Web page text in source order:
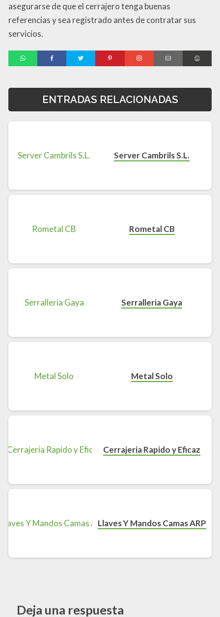
asegurarse de que el cerrajero tenga buenas
referencias y sea registrado antes de contratar sus
servicios.
ENTRADAS RELACIONADAS
Server Cambrils S.L.
Rometal CB
Serralleria Gaya
Metal Solo
Cerrajeria Rapido y Eficaz
Llaves Y Mandos Camas ARP
Deja una respuesta